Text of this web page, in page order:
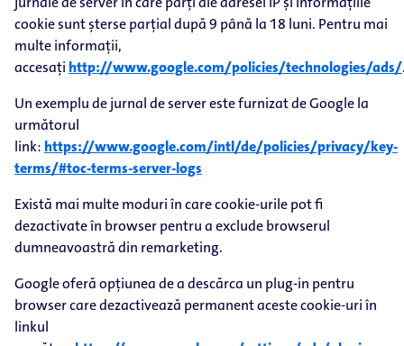
cookie sunt șterse parțial după 9 până la 18 luni. Pentru mai
multe informații,
accesați http://www.google.com/policies/technologies/ads/
Un exemplu de jurnal de server este furnizat de Google la
următorul
link: https://www.google.com/intl/de/policies/privacy/key-
terms/#toc-terms-server-logs
Există mai multe moduri în care cookie-urile pot fi
dezactivate în browser pentru a exclude browserul
dumneavoastră din remarketing.
Google oferă opțiunea de a descărca un plug-in pentru
browser care dezactivează permanent aceste cookie-uri în
linkul